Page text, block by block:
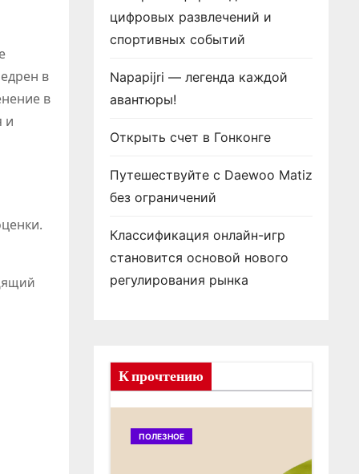
в
в
и
цифровых развлечений и
спортивных событий
Napapijri — легенда каждой
авантюры!
Открыть счет в Гонконге
Путешествуйте с Daewoo Matiz
без ограничений
Классификация онлайн-игр
становится основой нового
регулирования рынка
К прочтению
ПОЛЕЗНОЕ